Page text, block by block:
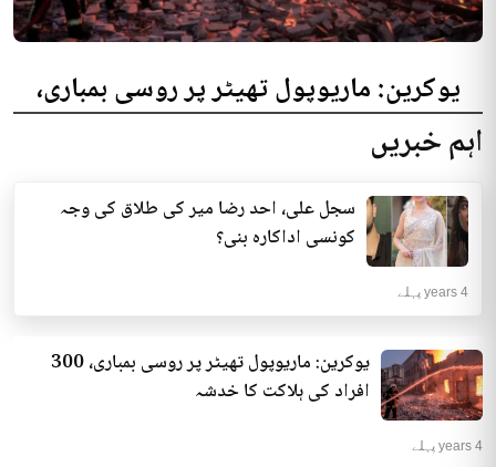
یوکرین: ماریوپول تھیٹر پر روسی بمباری،
300 افراد کی ہلاکت کا خدشہ
کا خدشہ ظاہر کیا اور کہا کہ کم...
انٹرنیشنل | 4 years پہلے
اہم خبریں
سجل علی، احد رضا میر کی طلاق کی وجہ
کونسی اداکارہ بنی؟
4 years پہلے
یوکرین: ماریوپول تھیٹر پر روسی بمباری، 300
افراد کی ہلاکت کا خدشہ
4 years پہلے